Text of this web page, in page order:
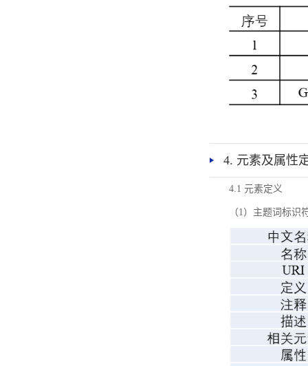
4. 元素及属性
4.1 元素定义
（1）主题词标识